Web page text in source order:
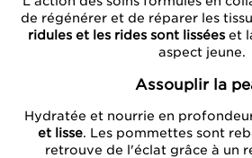
de régénérer et de réparer les
ridules et les rides sont lissées et
aspect jeune.
Assouplir la
Hydratée et nourrie en
et lisse. Les pommettes sont
retrouve de l'éclat grâce à un